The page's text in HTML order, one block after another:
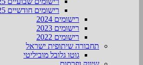
רישומים חודשיים 2025
רישומים 2024
רישומים 2023
רישומים 2022
תחבורה שיתופית ישראל
גוטו גלובל מוביליטי